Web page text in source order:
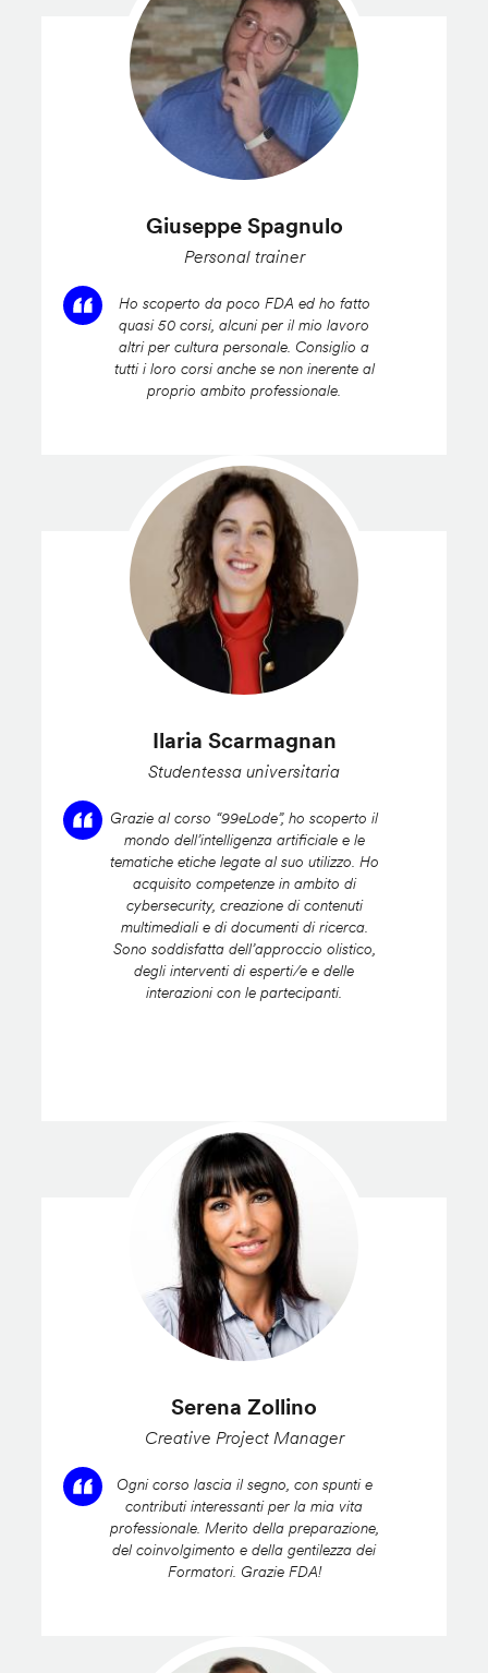
Giuseppe Spagnulo
Personal trainer
Ho scoperto da poco FDA ed ho fatto
quasi 50 corsi, alcuni per il mio lavoro
altri per cultura personale. Consiglio a
tutti i loro corsi anche se non inerente al
proprio ambito professionale.
Ilaria Scarmagnan
Studentessa universitaria
Grazie al corso “99eLode”, ho scoperto il
mondo dell’intelligenza artificiale e le
tematiche etiche legate al suo utilizzo. Ho
acquisito competenze in ambito di
cybersecurity, creazione di contenuti
multimediali e di documenti di ricerca.
Sono soddisfatta dell’approccio olistico,
degli interventi di esperti/e e delle
interazioni con le partecipanti.
Serena Zollino
Creative Project Manager
Ogni corso lascia il segno, con spunti e
contributi interessanti per la mia vita
professionale. Merito della preparazione,
del coinvolgimento e della gentilezza dei
Formatori. Grazie FDA!